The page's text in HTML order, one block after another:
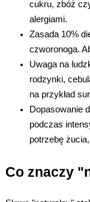
cukru, zbóż
alergiami.
Zasada 10%
czworonoga.
Uwaga na
rodzynki,
na przykład
Dopasowanie
podczas
potrzebę
Co znaczy